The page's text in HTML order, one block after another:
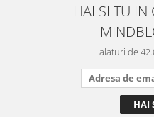
HAI SI TU IN
alaturi de